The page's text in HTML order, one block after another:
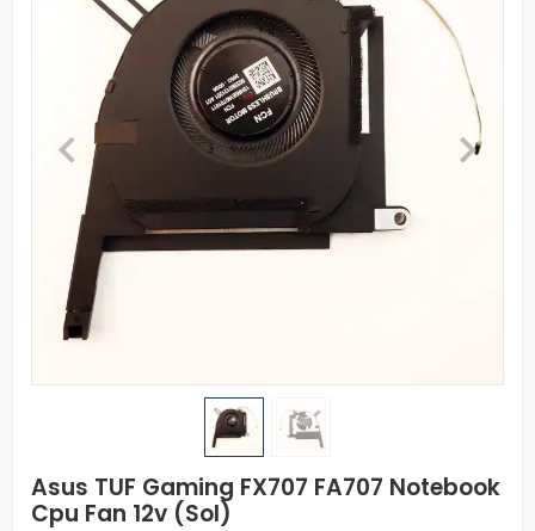
Asus TUF Gaming FX707 FA707 Notebook
Cpu Fan 12v (Sol)